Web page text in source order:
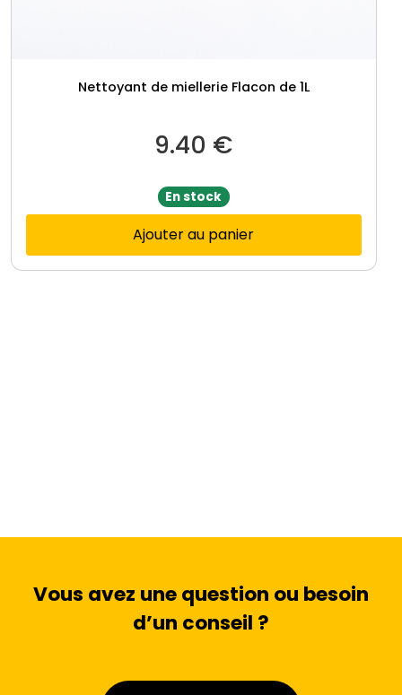
Nettoyant de miellerie Flacon de 1L
9.40 €
En stock
Ajouter au panier
Vous avez une question ou besoin
d’un conseil ?